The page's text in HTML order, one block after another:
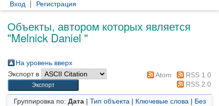
Вход Регистрация
Объекты, автором которых является
"Melnick Daniel"
На уровень вверх
Экспорт в
Atom
RSS 1.0
RSS 2.0
Группировка по: Дата| Тип объекта | Ключевые слова | Без